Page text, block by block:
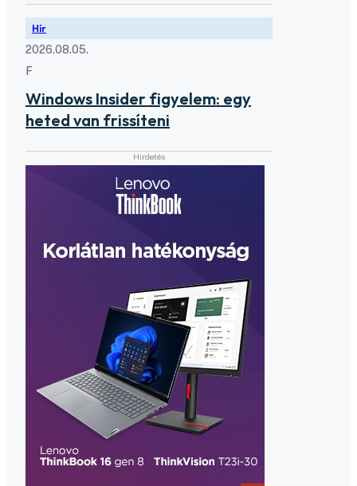
Hír
2026.08.05.
F
Windows Insider figyelem: egy
heted van frissíteni